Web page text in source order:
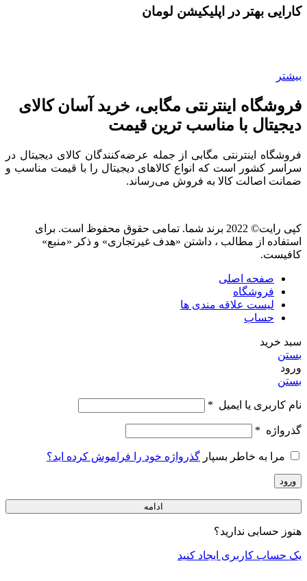
کارایی بهتر در اپلیکیشن لومان
بیشتر
فروشگاه اینترنتی مگابی، خرید آسان کالای
دیجیتال با مناسب ترین قیمت
فروشگاه اینترنتی مگابی از جمله عرضه‌کنندگان کالای دیجیتال در
سراسر کشور است که انواع کالاهای دیجیتال را با قیمت مناسب و
ضمانت اصالت کالا به فروش می‌رساند.
کپی رایت© 2022 برند شما. تمامی حقوق محفوظ است. برای
استفاده از مطالب ، داشتن «هدف غیرتجاری» و ذکر «منبع»
کافیست.
صفحه اصلی
فروشگاه
لیست علاقه مندی ها
حساب
سبد خرید
بستن
ورود
بستن
نام کاربری یا ایمیل *
گذرواژه *
مرا به خاطر بسپار گذرواژه خود را فراموش کرده اید؟
ورود
ادامه
هنوز حسابی ندارید؟
یک حساب کاربری ایجاد کنید